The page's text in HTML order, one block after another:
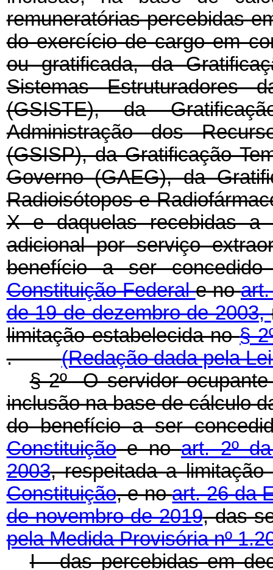
remuneratórias percebidas
do exercício de cargo em
ou gratificada, da
Sistemas Estruturadores
(GSISTE), da
Administração dos
(GSISP), da Gratificação
Governo (GAEG), da
Radioisótopos e
X e daquelas recebidas a
adicional por serviço
benefício a ser
Constituição Federale no
de 19 de dezembro de 2003,
limitação estabelecida no§
.(Redação dada pela
§ 2º O servidor
inclusão na base de cálculo
do benefício a ser
Constituiçãoe noart. 2º
2003, respeitada a
Constituição, e noart. 26 da
de novembro de 2019, das
pela Medida Provisória nº
I - das percebidas em